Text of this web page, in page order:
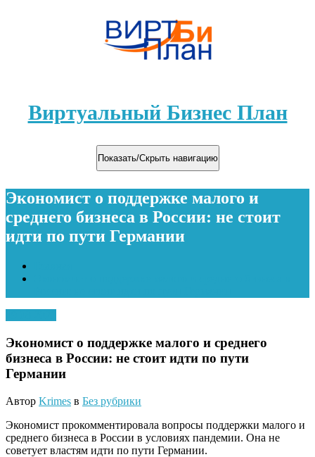
Виртуальный Бизнес План
Показать/Скрыть навигацию
Экономист о поддержке малого и
среднего бизнеса в России: не стоит
идти по пути Германии
Экономист о поддержке малого и среднего
бизнеса в России: не стоит идти по пути
Германии
Автор Krimes в Без рубрики
Экономист прокомментировала вопросы поддержки малого и
среднего бизнеса в России в условиях пандемии. Она не
советует властям идти по пути Германии.